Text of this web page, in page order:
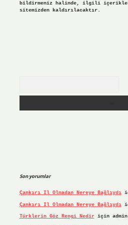
bildirmeniz halinde, ilgili
sitemizden kaldırılacaktır.
Son yorumlar
Çankırı Il Olmadan Nereye Bağlıydı
Çankırı Il Olmadan Nereye Bağlıydı
Türklerin Göz Rengi Nediriçin admin